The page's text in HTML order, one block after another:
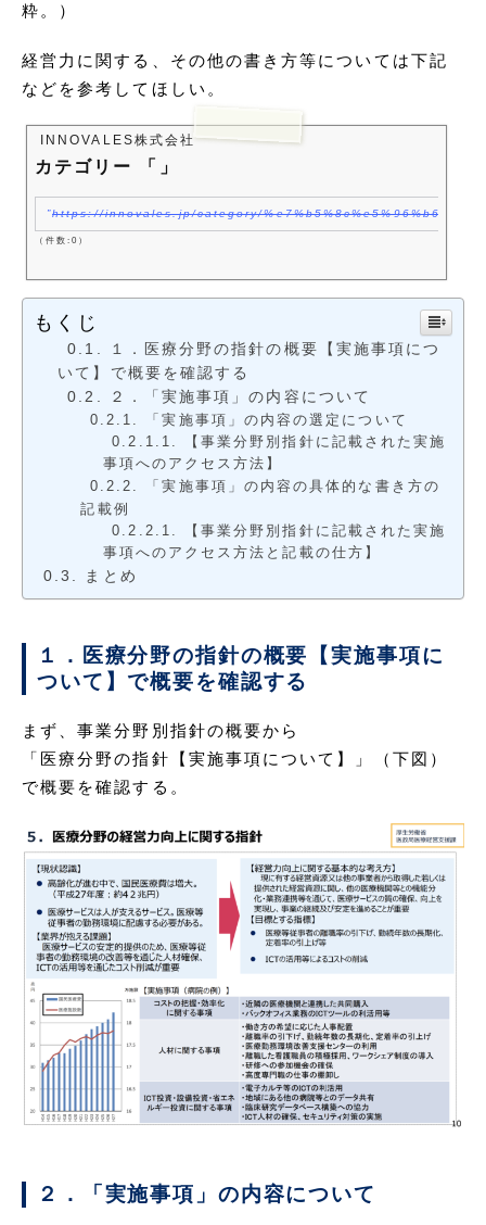
粋。）
経営力に関する、その他の書き方等については下記
などを参考してほしい。
INNOVALES株式会社
カテゴリー 「」
https://innovales.jp/category/
（件数:0）
もくじ
１．医療分野の指針の概要【実施事項につ
いて】で概要を確認する
２．「実施事項」の内容について
「実施事項」の内容の選定について
【事業分野別指針に記載された実施
事項へのアクセス方法】
「実施事項」の内容の具体的な書き方の
記載例
【事業分野別指針に記載された実施
事項へのアクセス方法と記載の仕方】
まとめ
１．医療分野の指針の概要【実施事項に
ついて】で概要を確認する
まず、事業分野別指針の概要から
「医療分野の指針【実施事項について】」（下図）
で概要を確認する。
２．「実施事項」の内容について